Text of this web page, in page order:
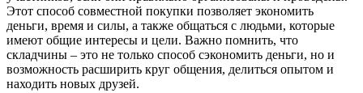
Этот способ совместной покупки позволяет экономить
деньги, время и силы, а также общаться с людьми, которые
имеют общие интересы и цели. Важно помнить, что
складчины – это не только способ сэкономить деньги, но и
возможность расширить круг общения, делиться опытом и
находить новых друзей.